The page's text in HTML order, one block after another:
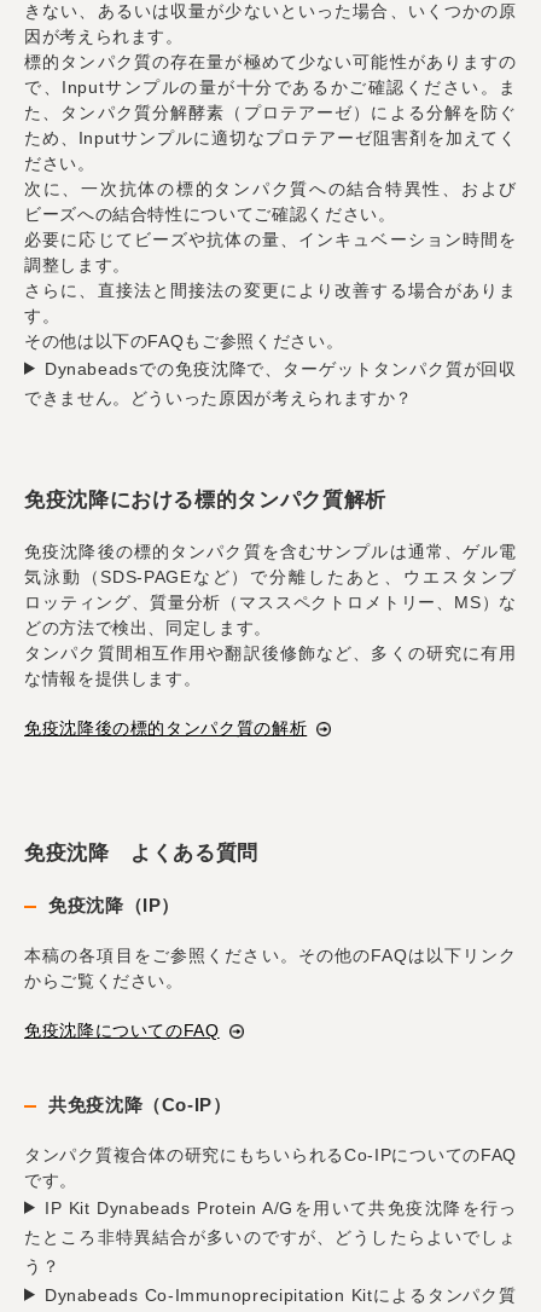
きない、あるいは収量が少ないといった場合、いくつかの原
因が考えられます。
標的タンパク質の存在量が極めて少ない可能性がありますの
で、Inputサンプルの量が十分であるかご確認ください。ま
た、タンパク質分解酵素（プロテアーゼ）による分解を防ぐ
ため、Inputサンプルに適切なプロテアーゼ阻害剤を加えてく
ださい。
次に、一次抗体の標的タンパク質への結合特異性、および
ビーズへの結合特性についてご確認ください。
必要に応じてビーズや抗体の量、インキュベーション時間を
調整します。
さらに、直接法と間接法の変更により改善する場合がありま
す。
その他は以下のFAQもご参照ください。
Dynabeadsでの免疫沈降で、ターゲットタンパク質が回収
できません。どういった原因が考えられますか？
免疫沈降における標的タンパク質解析
免疫沈降後の標的タンパク質を含むサンプルは通常、ゲル電
気泳動（SDS-PAGEなど）で分離したあと、ウエスタンブ
ロッティング、質量分析（マススペクトロメトリー、MS）な
どの方法で検出、同定します。
タンパク質間相互作用や翻訳後修飾など、多くの研究に有用
な情報を提供します。
免疫沈降後の標的タンパク質の解析
免疫沈降 よくある質問
免疫沈降（IP）
本稿の各項目をご参照ください。その他のFAQは以下リンク
からご覧ください。
免疫沈降についてのFAQ
共免疫沈降（Co-IP）
タンパク質複合体の研究にもちいられるCo-IPについてのFAQ
です。
IP Kit Dynabeads Protein A/Gを用いて共免疫沈降を行っ
たところ非特異結合が多いのですが、どうしたらよいでしょ
う？
Dynabeads Co-Immunoprecipitation Kitによるタンパク質